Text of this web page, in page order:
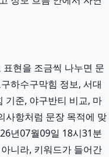
현을 조금씩 나누면 문
하수구막힘 정보, 서대
기준, 야구반티 비교, 마
사항처럼 문장 목적에 맞
년07월09일 18시31분
니라, 키워드가 들어간